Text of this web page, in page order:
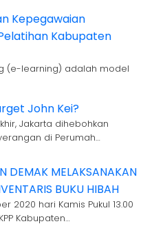
Kepegawaian
Kabupaten
(e-learning) adalah model
John Kei?
Jakarta dihebohkan
di Perumah…
DEMAK MELAKSANAKAN
BUKU HIBAH
2020 hari Kamis Pukul 13.00
Kabupaten…